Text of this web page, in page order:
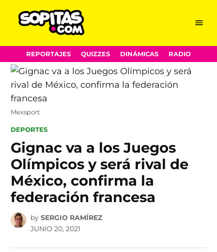
Skip
to
content
Menu
REPORTAJES QUIZZES DINÁMICAS RADIO
Mexsport
POSTED
DEPORTES
Gignac va a los Juegos
Olímpicos y será rival de
México, confirma la
federación francesa
by SERGIO RAMÍREZ
JUNIO 20, 2021